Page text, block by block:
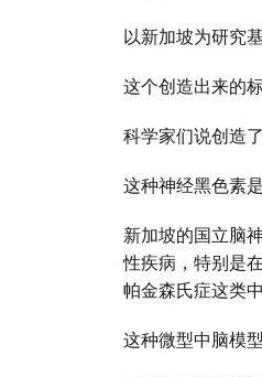
以新加坡为研究
这个创造出来的
科学家们说创造
这种神经黑色素
新加坡的国立脑
性疾病，特别是
帕金森氏症这类
这种微型中脑模